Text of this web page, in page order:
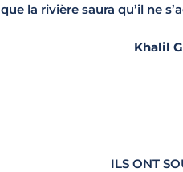
que la rivière saura qu’il ne
Khalil
ILS ONT